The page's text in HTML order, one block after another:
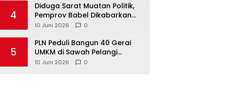
4
‎Diduga Sarat Muatan Politik,
Pemprov Babel Dikabarkan
Lakukan Rotasi Besar-
10 Juni 2026 0
5
‎PLN Peduli Bangun 40 Gerai
UMKM di Sawah Pelangi
Namang, Dorong
10 Juni 2026 0